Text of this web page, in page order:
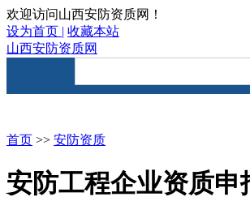
欢迎访问山西安防资质网！
设为首页 | 收藏本站
山西安防资质网
首页 >> 安防资质
安防工程企业资质申